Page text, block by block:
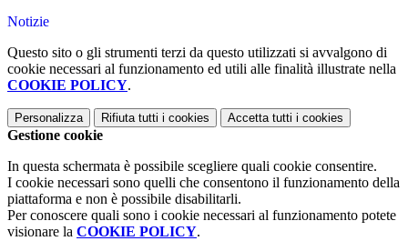
Notizie
Questo sito o gli strumenti terzi da questo utilizzati si avvalgono di
cookie necessari al funzionamento ed utili alle finalità illustrate nella
COOKIE POLICY.
Personalizza Rifiuta tutti i cookies Accetta tutti i cookies
Gestione cookie
In questa schermata è possibile scegliere quali cookie consentire.
I cookie necessari sono quelli che consentono il funzionamento della
piattaforma e non è possibile disabilitarli.
Per conoscere quali sono i cookie necessari al funzionamento potete
visionare la COOKIE POLICY.